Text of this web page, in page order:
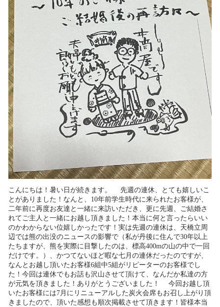
こんにちは！暑い日が続きます。 先週の連休、とても嬉しいこ
とがありました！なんと、10年前学生時代に来られたお客様が、
二年前に再度お友達と一緒に来訪いただき、更に先週、ご結婚さ
れてご主人と一緒にお越し頂きました！本当に何と言ったらいい
のかわからない位嬉しかったです！実は先週の連休は、天橋立周
辺では熊の出没のニュースの影響で（私が丹後に住んで30年以上
たちますが、熊を実際に目撃したのは、標高400mの山の中で一回
だけです。）、かつてないほど暇な七月の連休だったのですが、
なんとお越し頂いたお客様6組中5組がリピーターのお客様でし
た！今回は連休でもお話も沢山させて頂けて、なんだか私達の方
が元気を頂きました！ありがとうございました！ 今回お越し頂
いたお客様には7月にリニューアルした炭火会席もお召し上がり頂
きましたので、頂いた感想も順次掲載させて頂きます！皆様本当